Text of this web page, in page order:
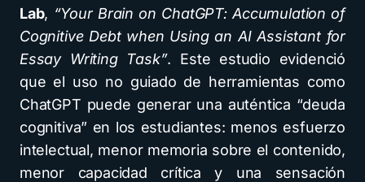
Lab, “Your Brain on ChatGPT: Accumulation of
Cognitive Debt when Using an AI Assistant for
Essay Writing Task”. Este estudio evidenció
que el uso no guiado de herramientas como
ChatGPT puede generar una auténtica “deuda
cognitiva” en los estudiantes: menos esfuerzo
intelectual, menor memoria sobre el contenido,
menor capacidad crítica y una sensación